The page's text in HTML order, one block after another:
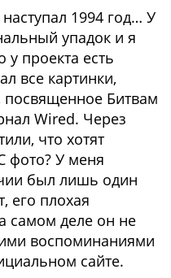
1994 год… У
упадок и я
у проекта есть
все картинки,
посвященное Битвам
Wired. Через
что хотят
фото? У меня
был лишь один
его плохая
самом деле он не
воспоминаниями
сайте.